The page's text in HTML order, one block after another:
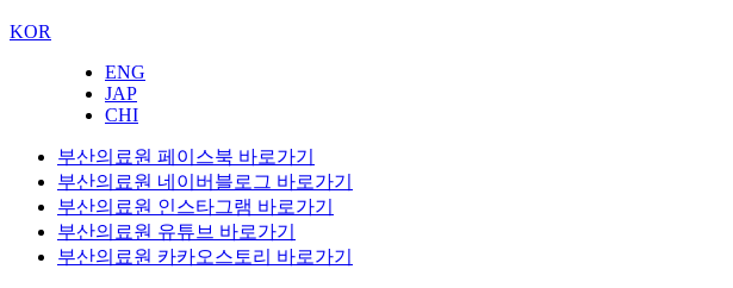
KOR
ENG
JAP
CHI
부산의료원 페이스북 바로가기
부산의료원 네이버블로그 바로가기
부산의료원 인스타그램 바로가기
부산의료원 유튜브 바로가기
부산의료원 카카오스토리 바로가기